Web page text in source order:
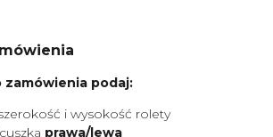
zamówienia podaj:
i wysokość rolety
prawa/lewa